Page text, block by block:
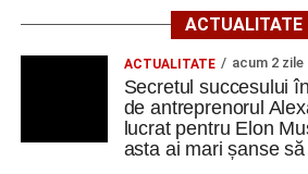
, iar termenul limită pentru
Investiția este derulată de Primăria
Consiliul Județean Alba și
refuncționalizarea unui ansamblu
ACTUALITATE
ACTUALITATE acum 2 zile
Secretul succesului
de antreprenorul
lucrat pentru Elon
asta ai mari șanse să